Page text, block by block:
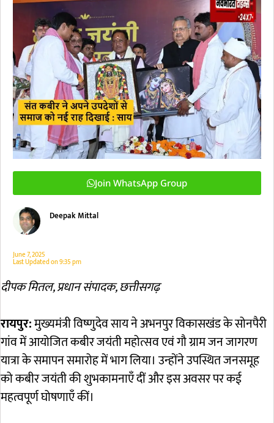
Join WhatsApp Group
Deepak Mittal
June 7, 2025
Last Updated on9:35 pm
दीपक मितल, प्रधान संपादक, छत्तीसगढ़
रायपुर:मुख्यमंत्री विष्णुदेव साय ने अभनपुर विकासखंड के सोनपैरी
गांव में आयोजित कबीर जयंती महोत्सव एवं गौ ग्राम जन जागरण
यात्रा के समापन समारोह में भाग लिया। उन्होंने उपस्थित जनसमूह
को कबीर जयंती की शुभकामनाएँ दीं और इस अवसर पर कई
महत्वपूर्ण घोषणाएँ कीं।